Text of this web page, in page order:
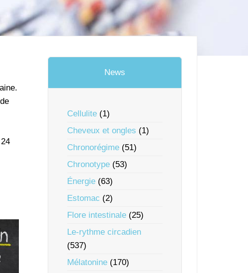
24
News
Cellulite (1)
Cheveux et ongles (1)
Chronorégime (51)
Chronotype (53)
Énergie (63)
Estomac (2)
Flore intestinale (25)
Le-rythme circadien
(537)
Mélatonine (170)